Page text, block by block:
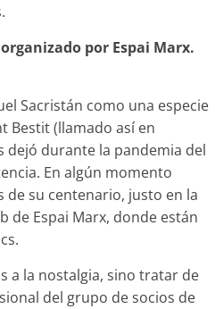
por Espai Marx.
Sacristán como una especie
Bestit (llamado así en
dejó durante la pandemia del
En algún momento
su centenario, justo en la
de Espai Marx, donde están
a la nostalgia, sino tratar de
del grupo de socios de